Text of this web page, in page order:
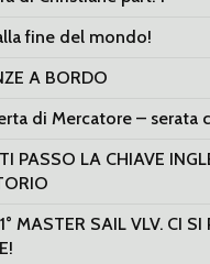
fine del mondo!
A BORDO
di Mercatore – serata
PASSO LA CHIAVE
MASTER SAIL VLV. CI SI